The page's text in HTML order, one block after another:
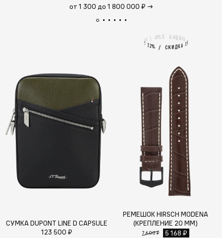
от 1 300 до 1 800 000 ₽ →
СУМКА DUPONT LINE D CAPSULE
123 500 ₽
СКИДКА 32%
С
К
И
Д
К
А
3
2
%
/
С
К
ИА 32% /
РЕМЕШОК HIRSCH MODENA
(КРЕПЛЕНИЕ 20 ММ)
7 600 ₽ 5 168 ₽